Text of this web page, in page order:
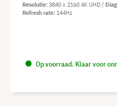
Op voorraad. Klaar voor
Resolutie 3840 x 2160 4K UHD
Refresh rate 144Hz